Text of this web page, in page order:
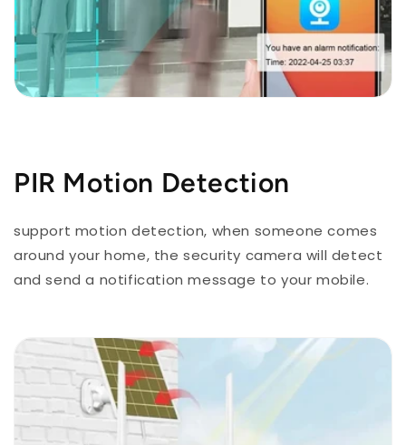
PIR Motion Detection
support motion detection, when someone comes
around your home, the security camera will detect
and send a notification message to your mobile.